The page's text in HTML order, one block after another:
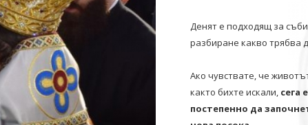
Денят е подходящ за
разбиране какво трябва
Ако чувствате, че
както бихте искали, сега
постепенно да